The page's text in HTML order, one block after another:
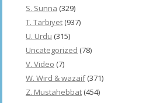
S. Sunna (329)
T. Tarbiyet (937)
U. Urdu (315)
Uncategorized (78)
V. Video (7)
W. Wird & wazaif(371)
Z. Mustahebbat (454)